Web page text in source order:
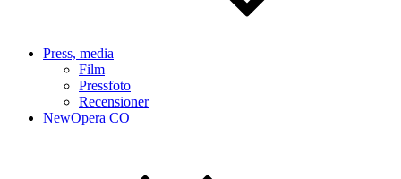
Press, media
Film
Pressfoto
Recensioner
NewOpera CO